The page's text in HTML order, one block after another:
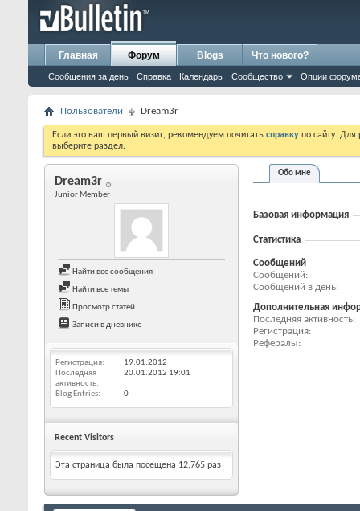
Главная Форум
Сообщения за день Справка Календарь Сообщество Опции
Blogs Что нового?
Пользователи Dream3r
Если это ваш первый визит, рекомендуем почитать справку по сайту.
выберите раздел.
Dream3r
Junior Member
Найти все сообщения
Найти все темы
Просмотр статей
Записи в дневнике
Регистрация
19.01.2012
Последняя
активность
20.01.2012 19:01
Blog Entries 0
Recent Visitors
Эта страница была посещена 12,765 раз
Обо мне
Базовая информация
Статистика
Сообщений
Сообщений
Сообщений в день
Дополнительная
Последняя активность
Регистрация
Рефералы